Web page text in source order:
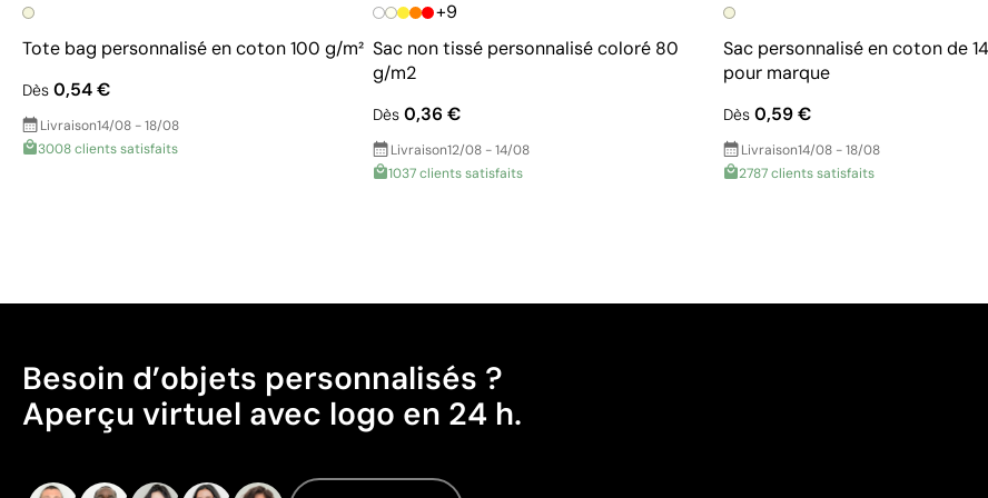
Tote bag personnalisé en coton 100 g/m²
Dès 0,54 €
Livraison14/08 - 18/08
3008 clients satisfaits
+9
Sac non tissé personnalisé coloré 80
g/m2
Dès0,36 €
Livraison12/08 - 14/08
1037 clients satisfaits
Sac personnalisé en coton de
pour marque
Dès0,59 €
Livraison14/08 - 18/08
2787 clients satisfaits
Besoin d’objets personnalisés ?
Aperçu virtuel avec logo en 24 h.